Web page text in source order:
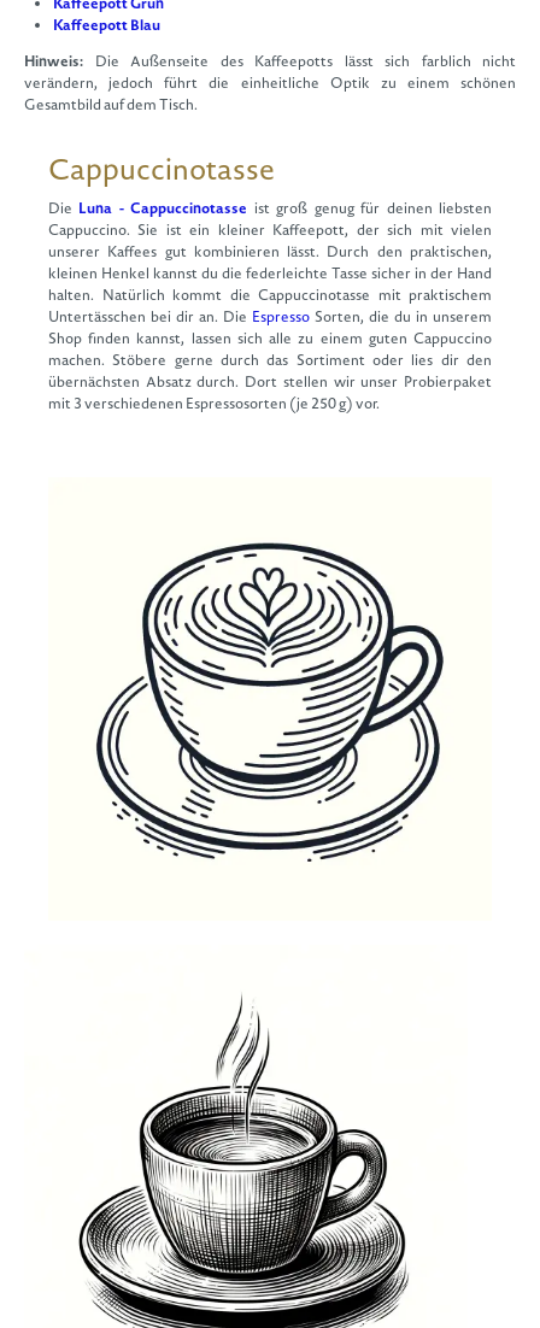
Kaffeepott Blau
Hinweis: Die Außenseite des Kaffeepotts lässt sich farblich nicht
verändern, jedoch führt die einheitliche Optik zu einem schönen
Gesamtbild auf dem Tisch.
Cappuccinotasse
Die Luna - Cappuccinotasse ist groß genug für deinen liebsten
Cappuccino. Sie ist ein kleiner Kaffeepott, der sich mit vielen
unserer Kaffees gut kombinieren lässt. Durch den praktischen,
kleinen Henkel kannst du die federleichte Tasse sicher in der Hand
halten. Natürlich kommt die Cappuccinotasse mit praktischem
Untertässchen bei dir an. Die Espresso Sorten, die du in unserem
Shop finden kannst, lassen sich alle zu einem guten Cappuccino
machen. Stöbere gerne durch das Sortiment oder lies dir den
übernächsten Absatz durch. Dort stellen wir unser Probierpaket
mit 3 verschiedenen Espressosorten (je 250 g) vor.